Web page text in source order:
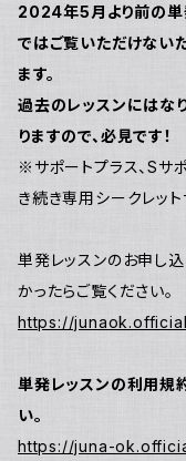
2024年5月より前の単
ではご覧いただけない
ます。
過去のレッスンにはな
りますので、必見です！
※サポートプラス、Sサ
き続き専用シークレッ
単発レッスンのお申し
かったらご覧ください。
https://
単発レッスンの利用規
い。
https://juna-